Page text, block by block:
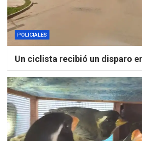
POLICIALES
Un ciclista recibió un disparo